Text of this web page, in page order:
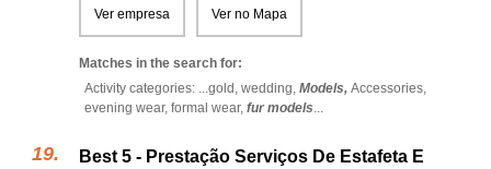
Ver empresa Ver no Mapa
Matches in the search for:
Activity categories: ...gold, wedding, Models, Accessories,
evening wear, formal wear, fur models...
Best 5 - Prestação Serviços De Estafeta E